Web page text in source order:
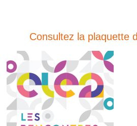
Consultez la plaquette